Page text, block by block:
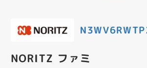
NORITZ ファミ